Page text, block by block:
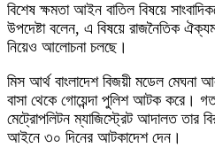
বিশেষ ক্ষমতা আইন বাতিল বিষয়ে
উপদেষ্টা বলেন, এ বিষয়ে রাজনৈতিক
নিয়েও আলোচনা চলছে।
মিস আর্থ বাংলাদেশ বিজয়ী মডেল
বাসা থেকে গোয়েন্দা পুলিশ আটক করে।
মেট্রোপলিটন ম্যাজিস্ট্রেট আদালত তার
আইনে ৩০ দিনের আটকাদেশ দেন।